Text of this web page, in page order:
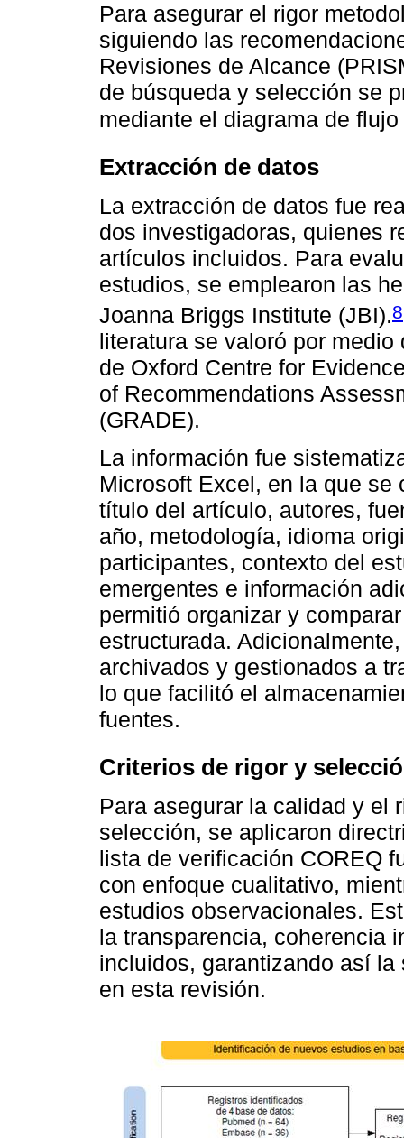
Para asegurar el rigor
siguiendo las
Revisiones de Alcance
de búsqueda y selección se
mediante el diagrama de
Extracción de datos
La extracción de datos fue
dos investigadoras, quienes
artículos incluidos. Para
estudios, se emplearon las
Joanna Briggs Institute (JBI).8
literatura se valoró por
de Oxford Centre for
of Recommendations
(GRADE).
La información fue
Microsoft Excel, en la que
título del artículo, autores,
año, metodología, idioma
participantes, contexto del
emergentes e información
permitió organizar y
estructurada.
archivados y gestionados a
lo que facilitó el
fuentes.
Criterios de rigor y
Para asegurar la calidad y el
selección, se aplicaron
lista de verificación COREQ
con enfoque cualitativo,
estudios observacionales.
la transparencia, coherencia
incluidos, garantizando así
en esta revisión.